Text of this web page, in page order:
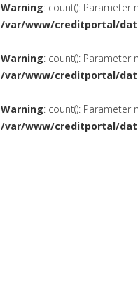
Warning: count():
/var/www/creditportal/
Warning: count():
/var/www/creditportal/
Warning: count():
/var/www/creditportal/